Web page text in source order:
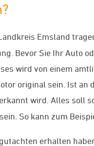
Emsland
Bevor Sie Ihr Auto
wird von einem
original sein. Ist an
wird. Alles soll
So kann zum
erhalten